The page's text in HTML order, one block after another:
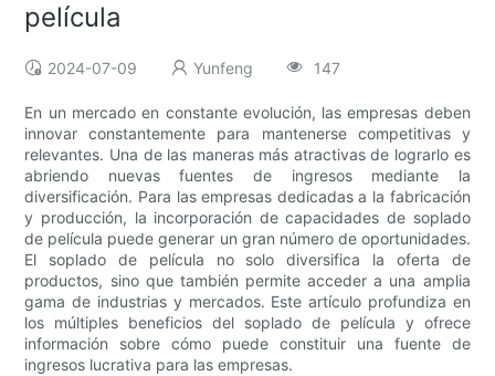
película
2024-07-09 Yunfeng 147
En un mercado en constante evolución, las empresas deben
innovar constantemente para mantenerse competitivas y
relevantes. Una de las maneras más atractivas de lograrlo es
abriendo nuevas fuentes de ingresos mediante la
diversificación. Para las empresas dedicadas a la fabricación
y producción, la incorporación de capacidades de soplado
de película puede generar un gran número de oportunidades.
El soplado de película no solo diversifica la oferta de
productos, sino que también permite acceder a una amplia
gama de industrias y mercados. Este artículo profundiza en
los múltiples beneficios del soplado de película y ofrece
información sobre cómo puede constituir una fuente de
ingresos lucrativa para las empresas.